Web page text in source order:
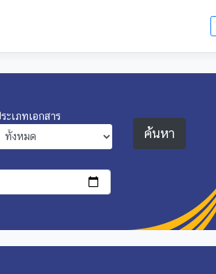
ะเภทเอกสาร
ค้นหา